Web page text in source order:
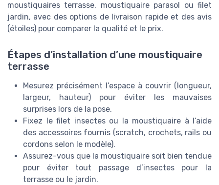
moustiquaires terrasse, moustiquaire parasol ou filet
jardin, avec des options de livraison rapide et des avis
(étoiles) pour comparer la qualité et le prix.
Étapes d’installation d’une moustiquaire
terrasse
Mesurez précisément l’espace à couvrir (longueur,
largeur, hauteur) pour éviter les mauvaises
surprises lors de la pose.
Fixez le filet insectes ou la moustiquaire à l’aide
des accessoires fournis (scratch, crochets, rails ou
cordons selon le modèle).
Assurez-vous que la moustiquaire soit bien tendue
pour éviter tout passage d’insectes pour la
terrasse ou le jardin.